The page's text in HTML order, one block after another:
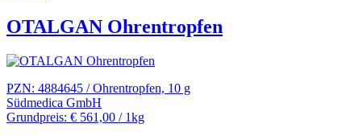
OTALGAN Ohrentropfen
PZN: 4884645 / Ohrentropfen, 10 g
Südmedica GmbH
Grundpreis: € 561,00 / 1kg